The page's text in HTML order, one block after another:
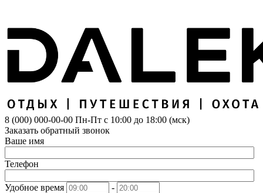
8 (000) 000-00-00 Пн-Пт с 10:00 до 18:00 (мск)
Заказать обратный звонок
Ваше имя
Телефон
Удобное время
-